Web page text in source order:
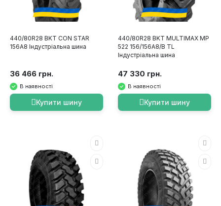
440/80R28 BKT CON STAR
156A8 Індустріальна шина
36 466 грн.
В наявності
Купити шину
440/80R28 BKT MULTIMAX MP
522 156/156A8/B TL
Індустріальна шина
47 330 грн.
В наявності
Купити шину